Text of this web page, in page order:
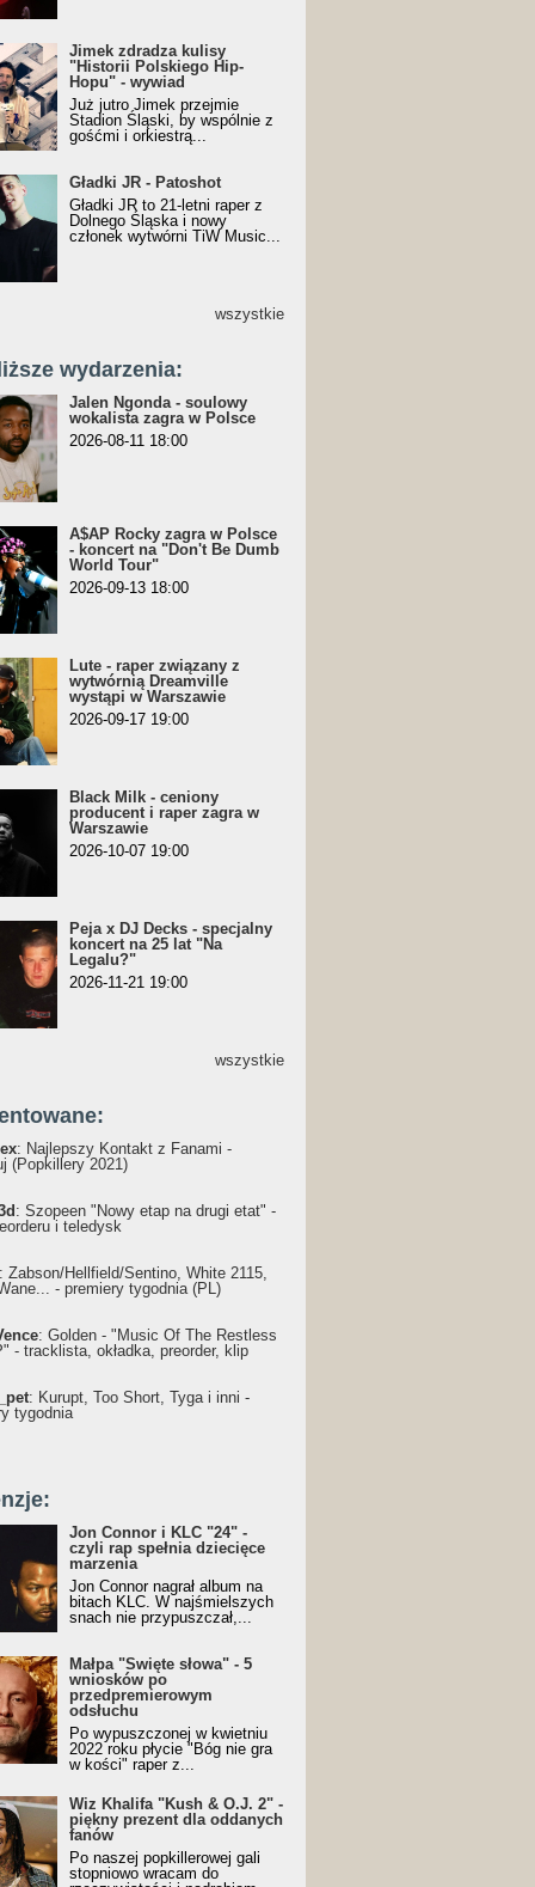
zdradza kulisy "Historii
Hip-Hopu" - wywiad
Jimek zdradza kulisy
"Historii Polskiego Hip-
Hopu" - wywiad
Już jutro Jimek przejmie
Stadion Śląski, by wspólnie z
gośćmi i orkiestrą...
JR - Patoshot
Gładki JR - Patoshot
Gładki JR to 21-letni raper z
Dolnego Śląska i nowy
członek wytwórni TiW Music...
wszystkie
wydarzenia:
Jalen Ngonda - soulowy
wokalista zagra w Polsce
2026-08-11 18:00
A$AP Rocky zagra w Polsce
- koncert na "Don't Be Dumb
World Tour"
2026-09-13 18:00
Lute - raper związany z
wytwórnią Dreamville
wystąpi w Warszawie
2026-09-17 19:00
Black Milk - ceniony
producent i raper zagra w
Warszawie
2026-10-07 19:00
Peja x DJ Decks - specjalny
koncert na 25 lat "Na
Legalu?"
2026-11-21 19:00
wszystkie
: Najlepszy Kontakt z Fanami -
(Popkillery 2021)
: Szopeen "Nowy etap na drugi etat" -
i teledysk
: Żabson/Hellfield/Sentino, White 2115,
- premiery tygodnia (PL)
: Golden - "Music Of The Restless
- tracklista, okładka, preorder, klip
: Kurupt, Too Short, Tyga i inni -
tygodnia
Jon Connor i KLC "24" -
czyli rap spełnia dziecięce
marzenia
Jon Connor nagrał album na
bitach KLC. W najśmielszych
snach nie przypuszczał,...
Małpa "Święte słowa" - 5
wniosków po
przedpremierowym
odsłuchu
Po wypuszczonej w kwietniu
2022 roku płycie "Bóg nie gra
w kości" raper z...
Wiz Khalifa "Kush & O.J. 2" -
piękny prezent dla oddanych
fanów
Po naszej popkillerowej gali
stopniowo wracam do